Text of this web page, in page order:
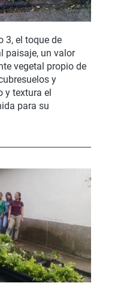
3, el toque de
paisaje, un valor
vegetal propio de
y
y textura el
para su